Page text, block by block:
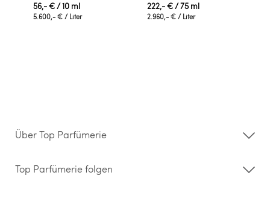
56,- €/ 10 ml
5.600,- € / Liter
222,- €/ 75 ml
2.960,- € / Liter
Über Top Parfümerie
Storefinder
Kontakt
Top Parfümerie folgen